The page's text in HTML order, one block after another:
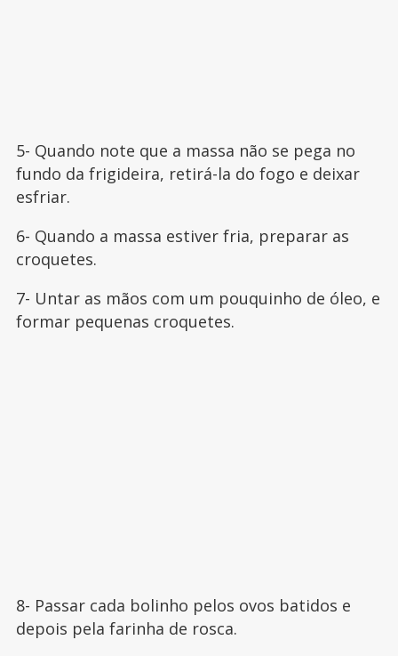
5- Quando note que a massa não se pega no
fundo da frigideira, retirá-la do fogo e deixar
esfriar.
6- Quando a massa estiver fria, preparar as
croquetes.
7- Untar as mãos com um pouquinho de óleo, e
formar pequenas croquetes.
8- Passar cada bolinho pelos ovos batidos e
depois pela farinha de rosca.